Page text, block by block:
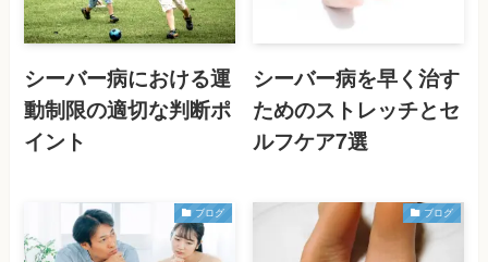
シーバー病における運
動制限の適切な判断ポ
イント
シーバー病を早く治す
ためのストレッチとセ
ルフケア7選
ブログ ブログ